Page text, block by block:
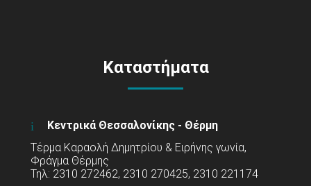
Καταστήματα
Κεντρικά Θεσσαλονίκης - Θέρμη
Τέρμα Καραολή Δημητρίου & Ειρήνης γωνία,
Φράγμα Θέρμης
Τηλ: 2310 272462, 2310 270425, 2310 221174